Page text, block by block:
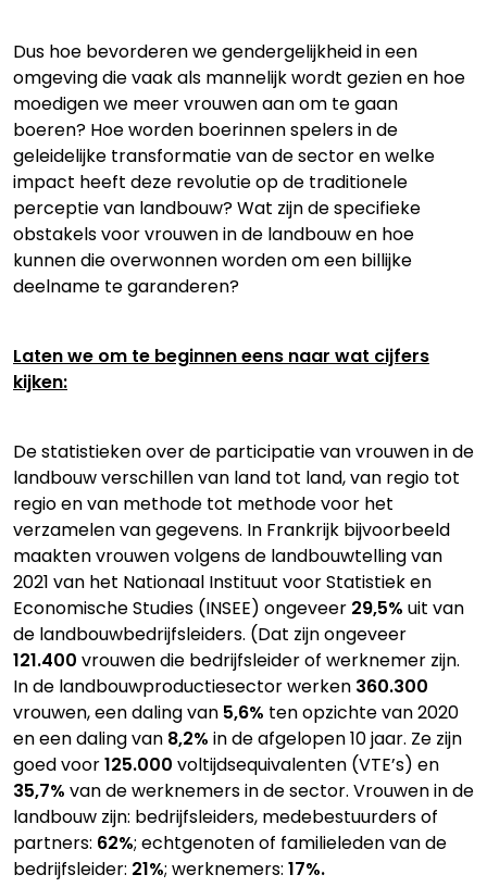
Dus hoe bevorderen we gendergelijkheid in een
omgeving die vaak als mannelijk wordt gezien en hoe
moedigen we meer vrouwen aan om te gaan
boeren? Hoe worden boerinnen spelers in de
geleidelijke transformatie van de sector en welke
impact heeft deze revolutie op de traditionele
perceptie van landbouw? Wat zijn de specifieke
obstakels voor vrouwen in de landbouw en hoe
kunnen die overwonnen worden om een billijke
deelname te garanderen?
Laten we om te beginnen eens naar wat cijfers
kijken:
De statistieken over de participatie van vrouwen in de
landbouw verschillen van land tot land, van regio tot
regio en van methode tot methode voor het
verzamelen van gegevens. In Frankrijk bijvoorbeeld
maakten vrouwen volgens de landbouwtelling van
2021 van het Nationaal Instituut voor Statistiek en
Economische Studies (INSEE) ongeveer29,5%uit van
de landbouwbedrijfsleiders. (Dat zijn ongeveer
121.400vrouwen die bedrijfsleider of werknemer zijn.
In de landbouwproductiesector werken360.300
vrouwen, een daling van5,6% ten opzichte van 2020
en een daling van8,2%in de afgelopen 10 jaar. Ze zijn
goed voor125.000voltijdsequivalenten (VTE’s) en
35,7%van de werknemers in de sector. Vrouwen in de
landbouw zijn: bedrijfsleiders, medebestuurders of
partners: 62%; echtgenoten of familieleden van de
bedrijfsleider: 21%; werknemers:17%.